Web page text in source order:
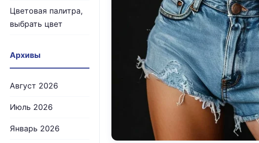
Цветовая палитра,
выбрать цвет
Архивы
Август 2026
Июль 2026
Январь 2026